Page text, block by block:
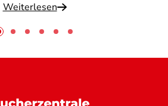
Weiterlesen